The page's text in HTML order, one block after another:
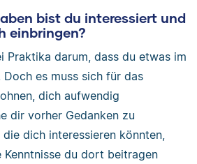
bist du interessiert und
einbringen?
Praktika darum, dass du etwas im
Doch es muss sich für das
dich aufwendig
dir vorher Gedanken zu
dich interessieren könnten,
Kenntnisse du dort beitragen